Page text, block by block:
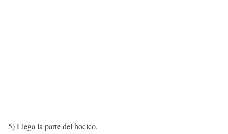
5) Llega la parte del hocico.